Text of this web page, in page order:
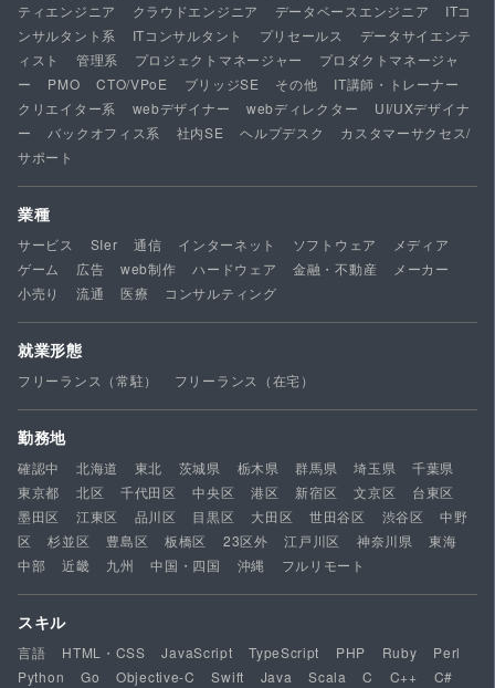
ティエンジニア
クラウドエンジニア データベースエンジニア
ITコ
ンサルタント系
ITコンサルタント プリセールス
データサイエンテ
ィスト
管理系 プロジェクトマネージャー
プロダクトマネージャ
ー
PMO CTO/VPoE ブリッジSE その他
IT講師・トレーナー
クリエイター系
webデザイナー webディレクター
UI/UXデザイナ
ー
バックオフィス系 社内SE ヘルプデスク
カスタマーサクセス/
サポート
業種
サービス SIer 通信 インターネット ソフトウェア
メディア
ゲーム
広告 web制作 ハードウェア 金融・不動産
メーカー
小売り
流通 医療 コンサルティング
就業形態
フリーランス（常駐） フリーランス（在宅）
勤務地
確認中 北海道 東北 茨城県 栃木県 群馬県 埼玉県
千葉県
東京都
北区 千代田区 中央区 港区 新宿区 文京区
台東区
墨田区
江東区 品川区 目黒区 大田区 世田谷区 渋谷区
中野
区
杉並区 豊島区 板橋区 23区外 江戸川区 神奈川県
東海
中部
近畿 九州 中国・四国 沖縄 フルリモート
スキル
言語 HTML・CSS JavaScript TypeScript PHP Ruby
Perl
Python
Go Objective-C Swift Java Scala C C++
C#